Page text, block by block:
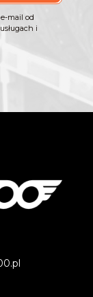
mail od
i